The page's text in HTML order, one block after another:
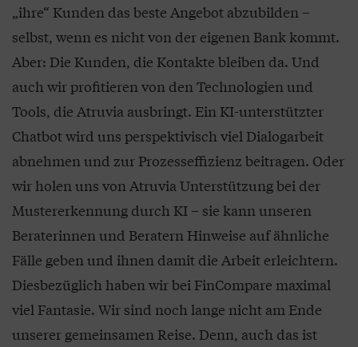
„ihre“ Kunden das beste Angebot abzubilden –
selbst, wenn es nicht von der eigenen Bank kommt.
Aber: Die Kunden, die Kontakte bleiben da. Und
auch wir profitieren von den Technologien und
Tools, die Atruvia ausbringt. Ein KI-unterstützter
Chatbot wird uns perspektivisch viel Dialogarbeit
abnehmen und zur Prozesseffizienz beitragen. Oder
wir holen uns von Atruvia Unterstützung bei der
Mustererkennung durch KI – sie kann unseren
Beraterinnen und Beratern Hinweise auf ähnliche
Fälle geben und ihnen damit die Arbeit erleichtern.
Diesbezüglich haben wir bei FinCompare maximal
viel Fantasie. Wir sind noch lange nicht am Ende
unserer gemeinsamen Reise. Denn, auch das ist